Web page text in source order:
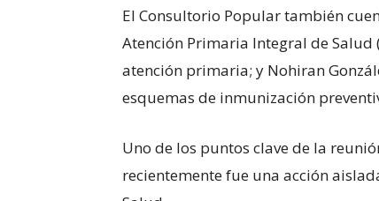
El Consultorio Popular también
Atención Primaria Integral de Salud
atención primaria; y Nohiran
esquemas de inmunización
​Uno de los puntos clave de la
recientemente fue una acción